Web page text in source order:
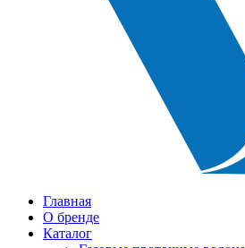
Главная
О бренде
Каталог